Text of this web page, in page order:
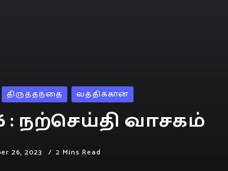
திருத்தந்தை வத்திக்கான்
நற்செய்தி வாசகம்
26, 2023 2 Mins Read